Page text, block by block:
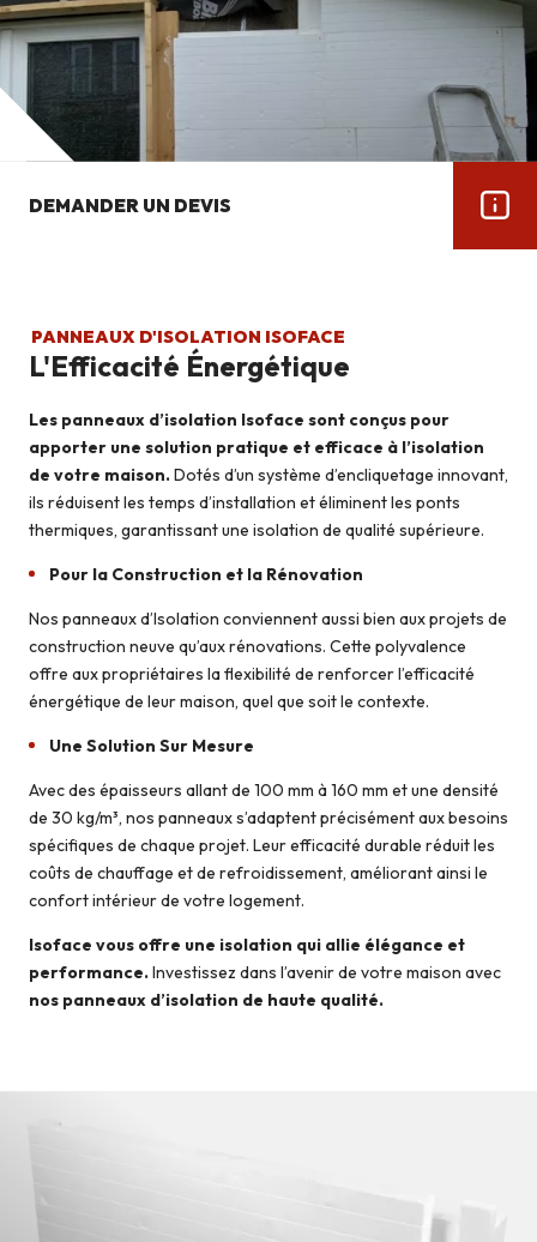
PANNEAUX D'ISOLATION ISOFACE
L'Efficacité Énergétique
Les panneaux d’isolation Isoface sont conçus pour
apporter une solution pratique et efficace à l’isolation
de votre maison.Dotés d’un système d’encliquetage innovant,
ils réduisent les temps d’installation et éliminent les ponts
thermiques, garantissant une isolation de qualité supérieure.
Pour la Construction et la Rénovation
Nos panneaux d’Isolation conviennent aussi bien aux projets de
construction neuve qu’aux rénovations. Cette polyvalence
offre aux propriétaires la flexibilité de renforcer l’efficacité
énergétique de leur maison, quel que soit le contexte.
Une Solution Sur Mesure
Avec des épaisseurs allant de 100 mm à 160 mm et une densité
de 30 kg/m³, nos panneaux s’adaptent précisément aux besoins
spécifiques de chaque projet. Leur efficacité durable réduit les
coûts de chauffage et de refroidissement, améliorant ainsi le
confort intérieur de votre logement.
Isoface vous offre une isolation qui allie élégance et
performance.Investissez dans l’avenir de votre maison avec
nos panneaux d’isolation de haute qualité.
DEMANDER UN DEVIS